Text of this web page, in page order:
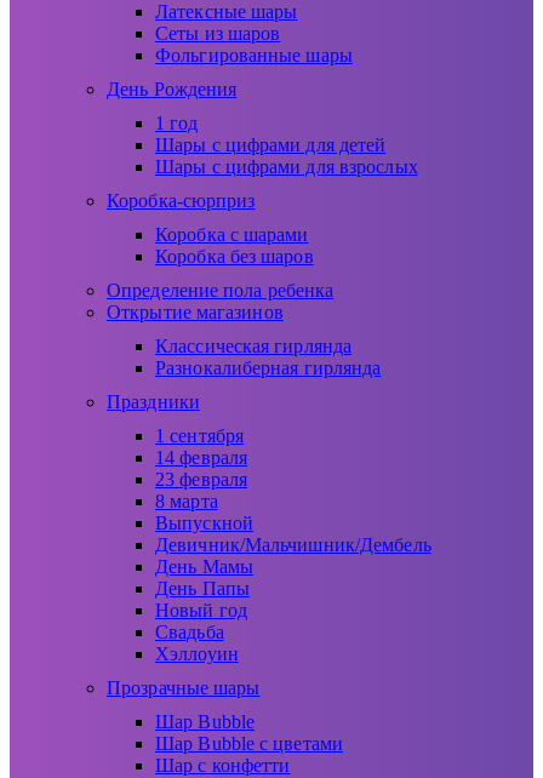
Латексные шары
Сеты из шаров
Фольгированные шары
День Рождения
1 год
Шары с цифрами для детей
Шары с цифрами для взрослых
Коробка-сюрприз
Коробка с шарами
Коробка без шаров
Определение пола ребенка
Открытие магазинов
Классическая гирлянда
Разнокалиберная гирлянда
Праздники
1 сентября
14 февраля
23 февраля
8 марта
Выпускной
Девичник/Мальчишник/Дембель
День Мамы
День Папы
Новый год
Свадьба
Хэллоуин
Прозрачные шары
Шар Bubble
Шар Bubble с цветами
Шар с конфетти